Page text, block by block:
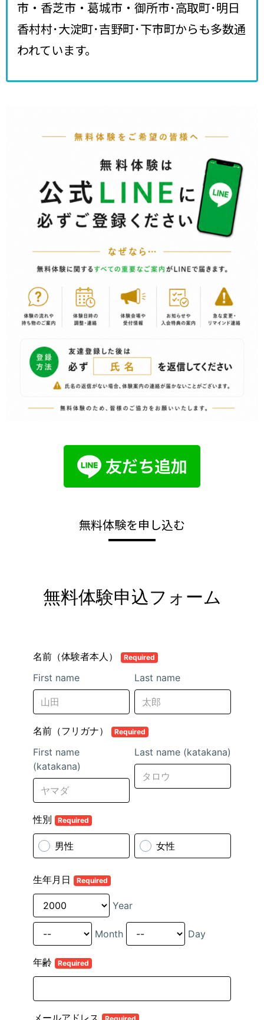
市・香芝市・葛城市・御所市･高取町･明日
香村村･大淀町･吉野町･下市町からも多数通
われています。
無料体験を申し込む